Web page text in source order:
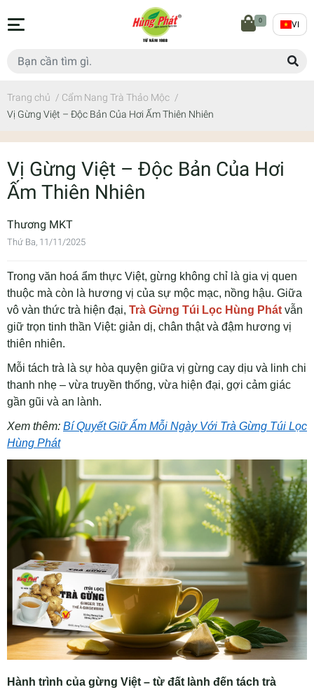
0 VI
Trang chủ / Cẩm Nang Trà Thảo Mộc /
Vị Gừng Việt – Độc Bản Của Hơi Ấm Thiên Nhiên
Vị Gừng Việt – Độc Bản Của Hơi
Ấm Thiên Nhiên
Thương MKT
Thứ Ba, 11/11/2025
Trong văn hoá ẩm thực Việt, gừng không chỉ là gia vị quen
thuộc mà còn là hương vị của sự mộc mạc, nồng hậu. Giữa
vô vàn thức trà hiện đại, Trà Gừng Túi Lọc Hùng Phát vẫn
giữ trọn tinh thần Việt: giản dị, chân thật và đậm hương vị
thiên nhiên.
Mỗi tách trà là sự hòa quyện giữa vị gừng cay dịu và linh chi
thanh nhẹ – vừa truyền thống, vừa hiện đại, gợi cảm giác
gần gũi và an lành.
Xem thêm: Bí Quyết Giữ Ấm Mỗi Ngày Với Trà Gừng Túi Lọc
Hùng Phát
Hành trình của gừng Việt – từ đất lành đến tách trà